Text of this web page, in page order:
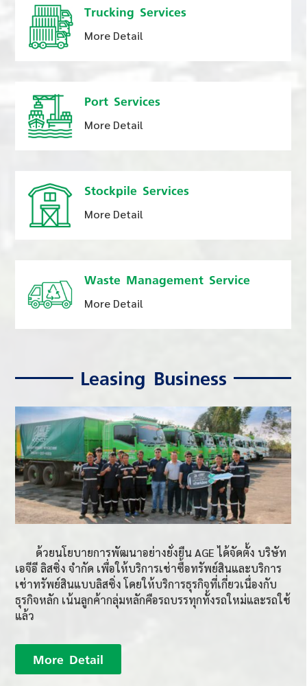
Trucking Services
More Detail
Port Services
More Detail
Stockpile Services
More Detail
Waste Management Service
More Detail
Leasing Business
ด้วยนโยบายการพัฒนาอย่างยั่งยืน AGE ได้จัดตั้ง บริษัท
เอจีอี ลิสซิ่ง จำกัด เพื่อให้บริการเช่าซื้อทรัพย์สินและบริการ
เช่าทรัพย์สินแบบลิสซิ่ง โดยให้บริการธุรกิจที่เกี่ยวเนื่องกับ
ธุรกิจหลัก เน้นลูกค้ากลุ่มหลักคือรถบรรทุกทั้งรถใหม่และรถใช้
แล้ว
More Detail